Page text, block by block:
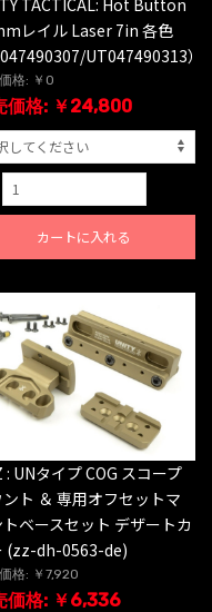
レイル Laser 7in 各色
UT047490313）
格: ￥0
価格: ￥24,800
カートに入れる
: UNタイプ COG スコープ
ト ＆ 専用オフセットマ
トベースセット デザートカ
(zz-dh-0563-de)
格: ￥7,920
価格: ￥6,336